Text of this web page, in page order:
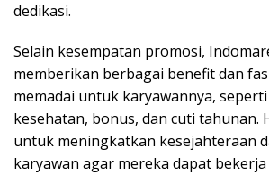
dedikasi.
Selain kesempatan promosi,
memberikan berbagai benefit dan
memadai untuk karyawannya,
kesehatan, bonus, dan cuti tahunan.
untuk meningkatkan kesejahteraan
karyawan agar mereka dapat